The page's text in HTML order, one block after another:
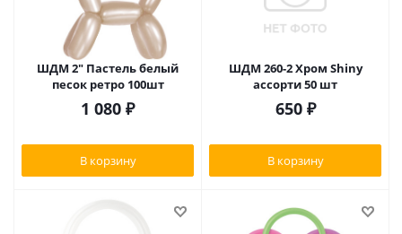
ШДМ 2" Пастель белый
песок ретро 100шт
1 080 ₽
В корзину
ШДМ 260-2 Хром Shiny
ассорти 50 шт
650₽
В корзину